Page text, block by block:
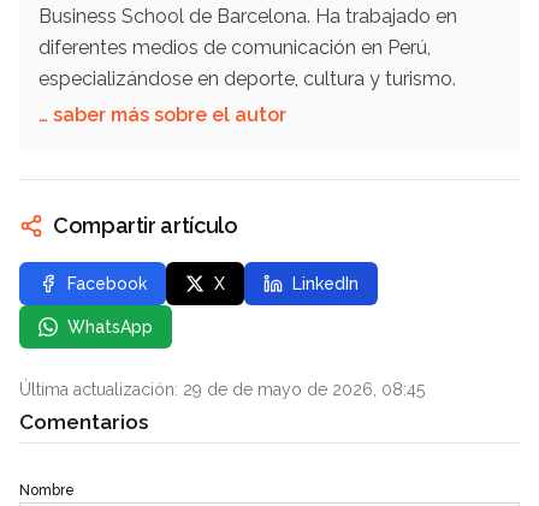
Business School de Barcelona. Ha trabajado en
diferentes medios de comunicación en Perú,
especializándose en deporte, cultura y turismo.
… saber más sobre el autor
Compartir artículo
Facebook X LinkedIn
WhatsApp
Última actualización: 29 de de mayo de 2026, 08:45
Comentarios
Nombre